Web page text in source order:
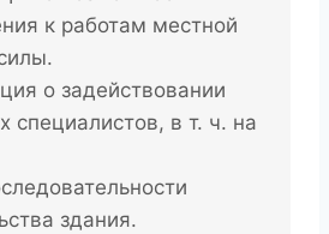
к работам местной
о задействовании
специалистов, в т. ч. на
здания.